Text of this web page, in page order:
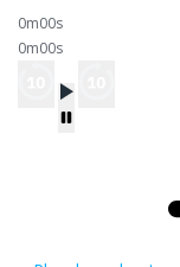
0m00s
0m00s